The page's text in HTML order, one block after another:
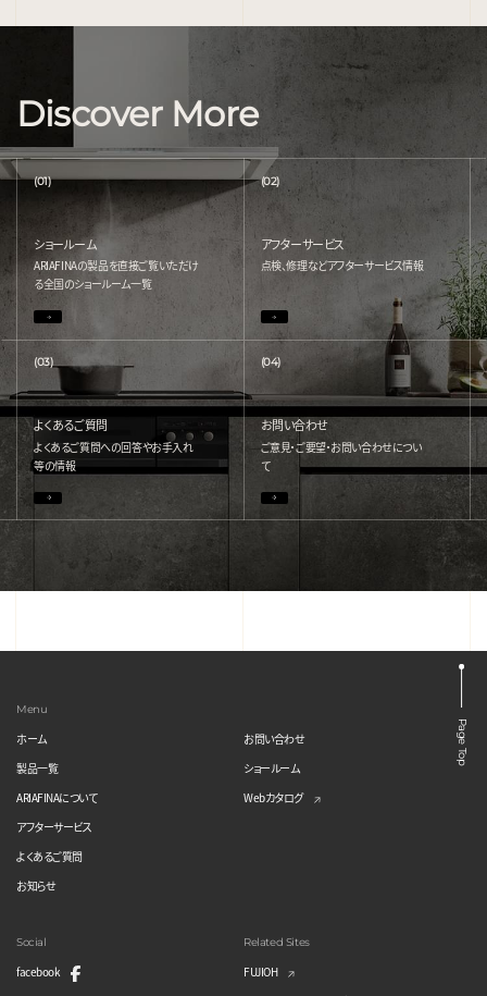
Discover More
(01)
ショールーム
ARIAFINAの製品を直接ご覧いただけ
る全国のショールーム一覧
(02)
アフターサービス
点検、修理などアフターサービス情報
(03)
よくあるご質問
よくあるご質問への回答やお手入れ
等の情報
(04)
お問い合わせ
ご意見・ご要望・お問い合わせについ
て
Page Top
Menu
ホーム
製品一覧
ARIAFINAについて
アフターサービス
よくあるご質問
お知らせ
お問い合わせ
ショールーム
Webカタログ
Social
facebook
Related Sites
FUJIOH